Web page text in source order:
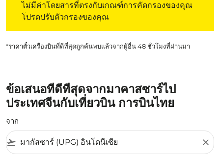
ไม่มีค่าโดยสารที่ตรงกับเกณฑ์การคัดกรองของคุณ
โปรดปรับตัวกรองของคุณ
*ราคาตั๋วเครื่องบินที่ดีที่สุดถูกค้นพบแล้วจากผู้อื่น 48 ชั่วโมงที่ผ่านมา
ข้อเสนอที่ดีที่สุดจากมาคาสซาร์ไป
ประเทศจีนกับเที่ยวบิน การบินไทย
จาก
flight_takeoff close